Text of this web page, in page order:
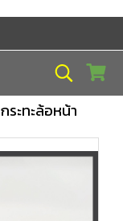
กระทะล้อหน้า